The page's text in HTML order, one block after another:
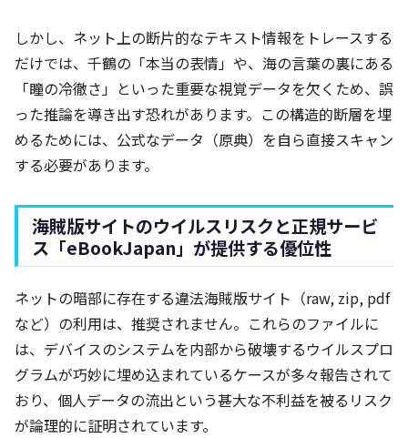
しかし、ネット上の断片的なテキスト情報をトレースする
だけでは、千鶴の「本当の表情」や、海の言葉の裏にある
「瞳の冷徹さ」といった重要な視覚データを欠くため、誤
った推論を導き出す恐れがあります。この構造的断層を埋
めるためには、公式なデータ（原典）を自ら直接スキャン
する必要があります。
海賊版サイトのウイルスリスクと正規サービ
ス「eBookJapan」が提供する優位性
ネットの暗部に存在する違法海賊版サイト（raw, zip, pdf
など）の利用は、推奨されません。これらのファイルに
は、デバイスのシステムを内部から破壊するウイルスプロ
グラムが巧妙に埋め込まれているケースが多々報告されて
おり、個人データの流出という甚大な不利益を被るリスク
が論理的に証明されています。